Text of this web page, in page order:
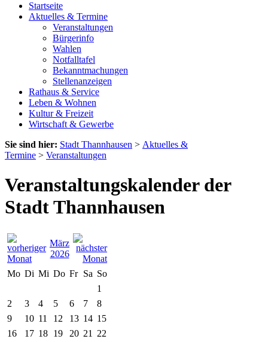
Startseite
Aktuelles & Termine
Veranstaltungen
Bürgerinfo
Wahlen
Notfalltafel
Bekanntmachungen
Stellenanzeigen
Rathaus & Service
Leben & Wohnen
Kultur & Freizeit
Wirtschaft & Gewerbe
Sie sind hier: Stadt Thannhausen > Aktuelles &
Termine > Veranstaltungen
Veranstaltungskalender der
Stadt Thannhausen
März
2026
Mo Di Mi Do Fr Sa So
1
2
3 4 5 6 7
8
9
10 11 12 13 14 15
16
17 18 19 20 21
22